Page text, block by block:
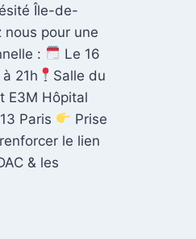
Île-de-
nous pour une
:
Le 16
21h
Salle du
E3M Hôpital
Paris
Prise
le lien
& les